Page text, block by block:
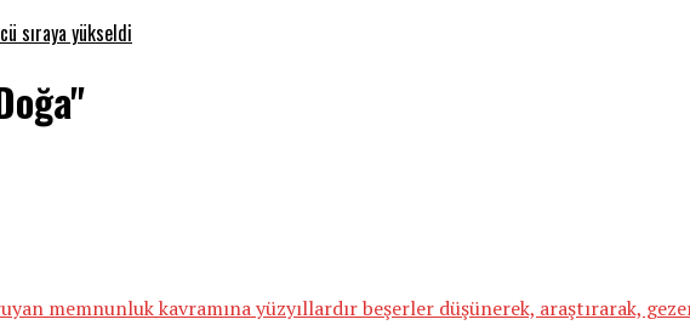
sıraya yükseldi
memnunluk kavramına yüzyıllardır beşerler düşünerek, araştırarak,